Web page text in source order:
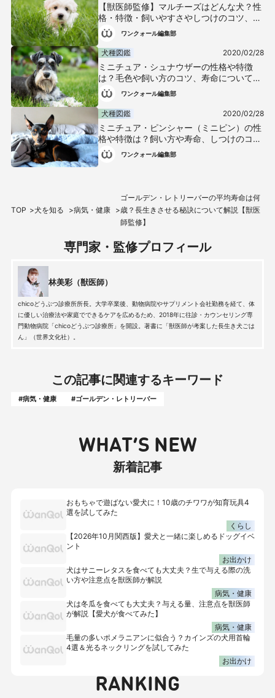
【獣医師監修】マルチーズはどんな犬？性
格・特徴・飼いやすさやしつけのコツ、か
かりやすい病気や平均寿命などについて解
説
ワンクォール編集部
犬種図鑑 2020/02/28
ミニチュア・シュナウザーの性格や特徴
は？毛色や飼い方のコツ、寿命について解
説【獣医師監修】
ワンクォール編集部
犬種図鑑 2020/02/28
ミニチュア・ピンシャー（ミニピン）の性
格や特徴は？飼い方や寿命、しつけのコツ
について解説【獣医師監修】
ワンクォール編集部
TOP 犬を知る 病気・健康
ゴールデン・レトリーバーの平均寿命は何
歳？長生きさせる秘訣について解説【獣医
師監修】
専門家・監修プロフィール
林美彩（獣医師）
chicoどうぶつ診療所所長。大学卒業後、動物病院やサプリメント会社勤務を経て、体
に優しい治療法や家庭でできるケアを広めるため、2018年に往診・カウンセリング専
門動物病院「chicoどうぶつ診療所」を開設。著書に「獣医師が考案した長生き犬ごは
ん」（世界文化社）。
この記事に関連するキーワード
#病気・健康 #ゴールデン・レトリーバー
WHAT’S NEW
新着記事
おもちゃで遊ばない愛犬に！10歳のチワワが知育玩具4
選を試してみた
くらし
【2026年10月関西版】愛犬と一緒に楽しめるドッグイベ
ント
お出かけ
犬はサニーレタスを食べても大丈夫？生で与える際の洗
い方や注意点を獣医師が解説
病気・健康
犬は冬瓜を食べても大丈夫？与える量、注意点を獣医師
が解説【愛犬が食べてみた】
病気・健康
毛量の多いポメラニアンに似合う？カインズの犬用首輪
4選＆光るネックリングを試してみた
お出かけ
RANKING